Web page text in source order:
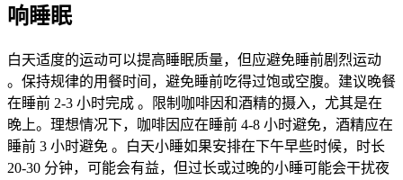
响睡眠
白天适度的运动可以提高睡眠质量，但应避免睡前剧烈运动
。保持规律的用餐时间，避免睡前吃得过饱或空腹。建议晚餐
在睡前 2-3 小时完成 。限制咖啡因和酒精的摄入，尤其是在
晚上。理想情况下，咖啡因应在睡前 4-8 小时避免，酒精应在
睡前 3 小时避免 。白天小睡如果安排在下午早些时候，时长
20-30 分钟，可能会有益，但过长或过晚的小睡可能会干扰夜